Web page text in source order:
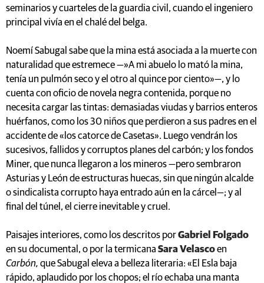
seminarios y cuarteles de la guardia civil, cuando el ingeniero
principal vivía en el chalé del belga.
Noemí Sabugal sabe que la mina está asociada a la muerte con
naturalidad que estremece —»A mi abuelo lo mató la mina,
tenía un pulmón seco y el otro al quince por ciento»—, y lo
cuenta con oficio de novela negra contenida, porque no
necesita cargar las tintas: demasiadas viudas y barrios enteros
huérfanos, como los 30 niños que perdieron a sus padres en el
accidente de «los catorce de Casetas». Luego vendrán los
sucesivos, fallidos y corruptos planes del carbón; y los fondos
Miner, que nunca llegaron a los mineros —pero sembraron
Asturias y León de estructuras huecas, sin que ningún alcalde
o sindicalista corrupto haya entrado aún en la cárcel—; y al
final del túnel, el cierre inevitable y cruel.
Paisajes interiores, como los descritos porGabriel Folgado
en su documental, o por la termicana Sara Velascoen
Carbón, que Sabugal eleva a belleza literaria: «El Esla baja
rápido, aplaudido por los chopos; el río echaba una manta